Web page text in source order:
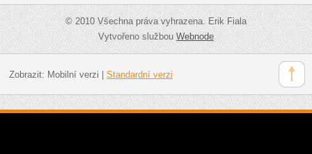
© 2010 Všechna práva vyhrazena. Erik Fiala
Vytvořeno službouWebnode
Zobrazit: Mobilní verzi Standardní verzi